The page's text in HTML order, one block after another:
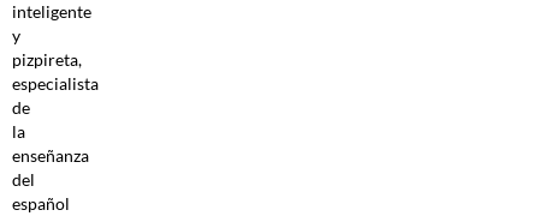
inteligente
y
pizpireta,
especialista
de
la
enseñanza
del
español